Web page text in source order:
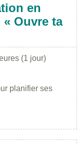
en
« Ouvre ta
(1 jour)
planifier ses